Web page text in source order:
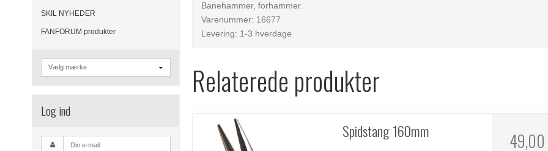
SKIL NYHEDER
FANFORUM produkter
Log ind
Banehammer, forhammer.
Varenummer: 16677
Levering: 1-3 hverdage
Relaterede produkter
Spidstang 160mm 49,00